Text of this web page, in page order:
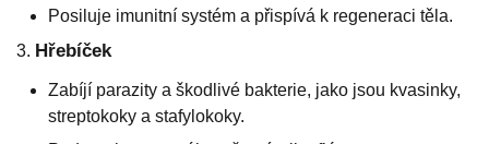
Posiluje imunitní systém a přispívá k regeneraci těla.
Hřebíček
Zabíjí parazity a škodlivé bakterie, jako jsou kvasinky,
streptokoky a stafylokoky.